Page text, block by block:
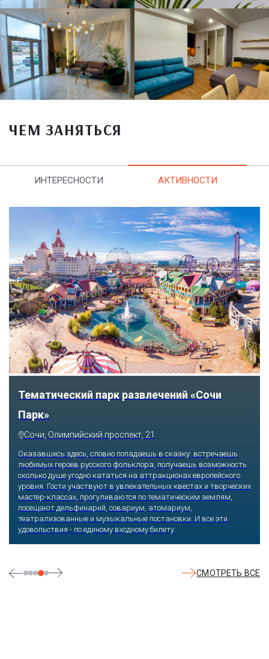
ЧЕМ ЗАНЯТЬСЯ
ИНТЕРЕСНОСТИ АКТИВНОСТИ
Тематический парк развлечений «Сочи
Парк»
Сочи, Олимпийский проспект, 21
Оказавшись здесь, словно попадаешь в сказку: встречаешь
любимых героев русского фольклора, получаешь возможность
сколько душе угодно кататься на аттракционах европейского
уровня. Гости участвуют в увлекательных квестах и творческих
мастер-классах, прогуливаются по тематическим землям,
посещают дельфинарий, совариум, атомариум,
театрализованные и музыкальные постановки. И все эти
удовольствия - по единому входному билету.
СМОТРЕТЬ ВСЕ